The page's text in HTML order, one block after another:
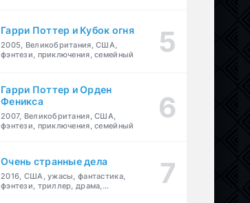
Гарри Поттер и Кубок огня
2005, Великобритания, США,
фэнтези, приключения, семейный
Гарри Поттер и Орден
Феникса
2007, Великобритания, США,
фэнтези, приключения, семейный
Очень странные дела
2016, США, ужасы, фантастика,
фэнтези, триллер, драма,